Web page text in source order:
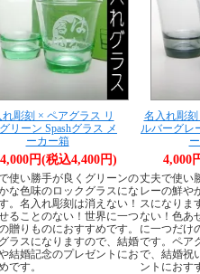
れ彫刻 × ペアグラス リ
リーン Spashグラス メ
ーカー箱
4,000円(税込4,400円)
使い勝手が良くグリーンの
な色味のロックグラスにな
。名入れ彫刻は消えない！
ることのない！世界に一つ
贈りものにおすすめです。
ラスになりますので、結婚
結婚記念のプレゼントにお
です。
名入れ彫
ルバーグレ
4,000
丈夫で使い
レーの鮮や
スになりま
ない！色あ
に一つだけ
です。ペア
で、結婚祝
ントにおす